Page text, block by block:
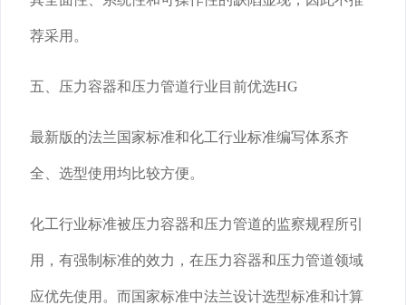
荐采用。
五、压力容器和压力管道行业目前优选HG
最新版的法兰国家标准和化工行业标准编写体系齐
全、选型使用均比较方便。
化工行业标准被压力容器和压力管道的监察规程所引
用，有强制标准的效力，在压力容器和压力管道领域
应优先使用。而国家标准中法兰设计选型标准和计算